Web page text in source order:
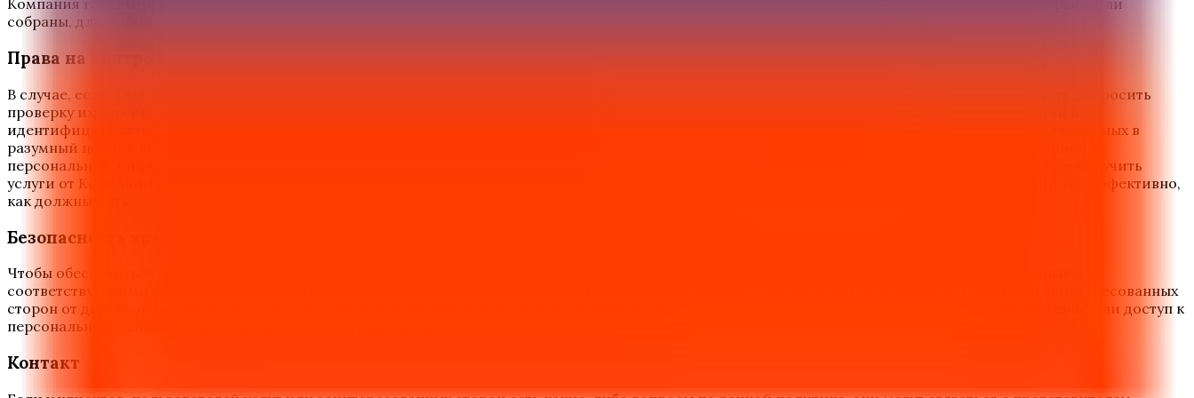
Компания гарантирует, что не будет использовать персональные данные клиентов или пользователей услуг или заинтересованных сторон, которые были
собраны, для любых целей, кроме законной цели использования или для бизнес-операций Компании.
Права на контроль персональных данных
В случае, если владелец персональных данных (клиент или пользователь услуг или заинтересованное лицо) желает знать, удалить, редактировать, запросить
проверку их персональных данных или не получать какие-либо маркетинговые сообщения от Компании, они могут уведомить о своем намерении и
идентифицировать себя в письменном виде Компании. Когда Компания получает такой запрос, Компания уведомит о существовании или деталях данных в
разумный период времени. В случае, если клиент или пользователь услуг или заинтересованное лицо не соглашается на использование Компанией их
персональных данных или на удаление Компанией их персональных данных, клиент или пользователь услуг или заинтересованное лицо может не получить
услуги от Компании или может привести к тому, что клиент или пользователь услуг или заинтересованное лицо не получит услуги от Компании так эффективно,
как должны быть.
Безопасность хранения персональных данных
Чтобы обеспечить безопасное и подходящее управление персональными данными, Компания установила систему хранения персональных данных с
соответствующими механизмами и техниками, включая ограничение доступа к персональным данным клиентов или пользователей услуг или заинтересованных
сторон от директоров, руководителей, сотрудников, работников и агентов Компании, чтобы предотвратить использование, раскрытие, уничтожение или доступ к
персональным данным пользователей услуг без разрешения.
Контакт